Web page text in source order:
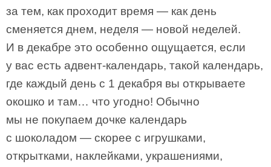
за тем, как проходит время — как день
сменяется днем, неделя — новой неделей.
И в декабре это особенно ощущается, если
у вас есть адвент-календарь, такой календарь,
где каждый день с 1 декабря вы открываете
окошко и там… что угодно! Обычно
мы не покупаем дочке календарь
с шоколадом — скорее с игрушками,
открытками, наклейками, украшениями,